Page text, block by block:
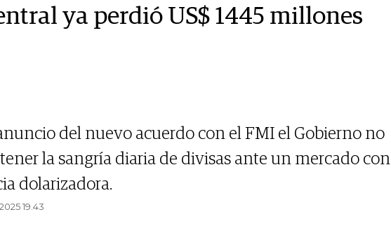
ya perdió US$ 1445 millones
del nuevo acuerdo con el FMI el Gobierno no
la sangría diaria de divisas ante un mercado con
dolarizadora.
19.43